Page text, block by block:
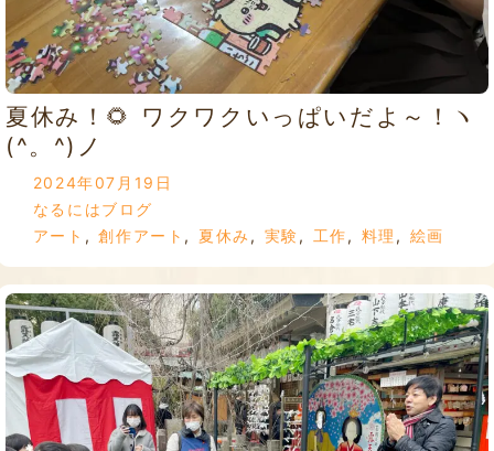
夏休み！🌻 ワクワクいっぱいだよ～！ヽ
(^。^)ノ
2024年07月19日
なるにはブログ
アート ,創作アート , 夏休み , 実験, 工作, 料理 , 絵画